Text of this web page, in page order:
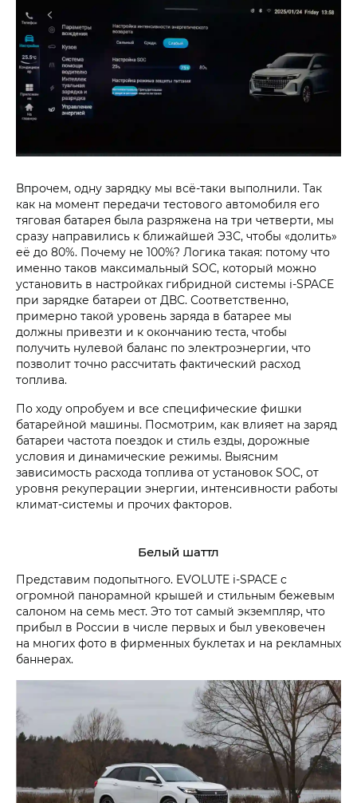
Впрочем, одну зарядку мы всё-таки выполнили. Так
как на момент передачи тестового автомобиля его
тяговая батарея была разряжена на три четверти, мы
сразу направились к ближайшей ЭЗС, чтобы «долить»
её до 80%. Почему не 100%? Логика такая: потому что
именно таков максимальный SOC, который можно
установить в настройках гибридной системы i‑SPACE
при зарядке батареи от ДВС. Соответственно,
примерно такой уровень заряда в батарее мы
должны привезти и к окончанию теста, чтобы
получить нулевой баланс по электроэнергии, что
позволит точно рассчитать фактический расход
топлива.
По ходу опробуем и все специфические фишки
батарейной машины. Посмотрим, как влияет на заряд
батареи частота поездок и стиль езды, дорожные
условия и динамические режимы. Выясним
зависимость расхода топлива от установок SOC, от
уровня рекуперации энергии, интенсивности работы
климат-системы и прочих факторов.
Белый шаттл
Представим подопытного. EVOLUTE i‑SPACE с
огромной панорамной крышей и стильным бежевым
салоном на семь мест. Это тот самый экземпляр, что
прибыл в России в числе первых и был увековечен
на многих фото в фирменных буклетах и на рекламных
баннерах.